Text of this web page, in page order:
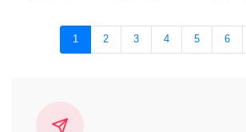
1 2 3 4 5 6